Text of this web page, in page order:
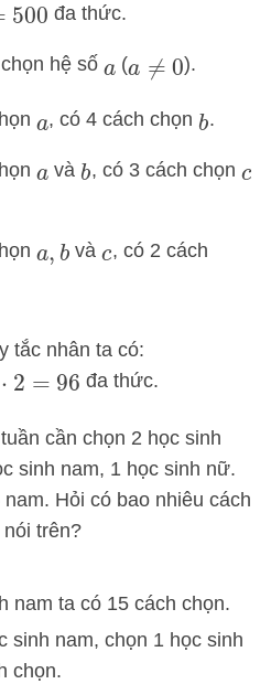
đa thức.
hệ số a (a ≠0 ).
a, có 4 cách chọn b.
a và b, có 3 cách chọn c
a, b vàc, có 2 cách
tắc nhân ta có:
=96 đa thức.
cần chọn 2 học sinh
sinh nam, 1 học sinh nữ.
Hỏi có bao nhiêu cách
trên?
nam ta có 15 cách chọn.
sinh nam, chọn 1 học sinh
chọn.